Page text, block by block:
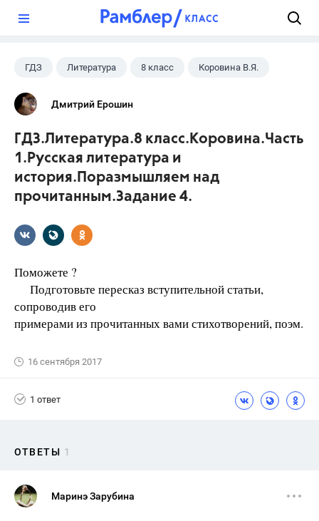
ГДЗ Литература 8 класс Коровина В.Я.
Дмитрий Ерошин
ГДЗ.Литература.8 класс.Коровина.Часть
1.Русская литература и
история.Поразмышляем над
прочитанным.Задание 4.
Поможете ?
Подготовьте пересказ вступительной статьи,
сопроводив его
примерами из прочитанных вами стихотворений, поэм.
16 сентября 2017
1 ответ
ОТВЕТЫ 1
Маринэ Зарубина